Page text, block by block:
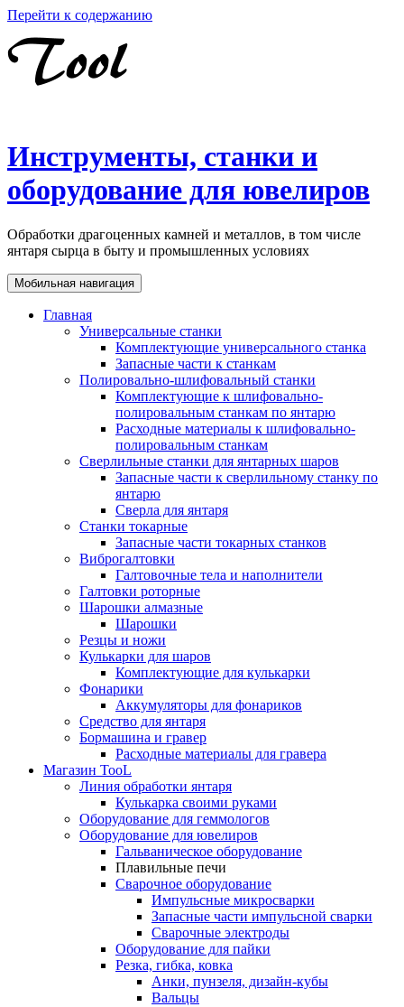
Перейти к содержанию
Инструменты, станки и
оборудование для ювелиров
Обработки драгоценных камней и металлов, в том числе
янтаря сырца в быту и промышленных условиях
Мобильная навигация
Главная
Универсальные станки
Комплектующие универсального станка
Запасные части к станкам
Полировально-шлифовальный станки
Комплектующие к шлифовально-
полировальным станкам по янтарю
Расходные материалы к шлифовально-
полировальным станкам
Сверлильные станки для янтарных шаров
Запасные части к сверлильному станку по
янтарю
Сверла для янтаря
Станки токарные
Запасные части токарных станков
Виброгалтовки
Галтовочные тела и наполнители
Галтовки роторные
Шарошки алмазные
Шарошки
Резцы и ножи
Кулькарки для шаров
Комплектующие для кулькарки
Фонарики
Аккумуляторы для фонариков
Средство для янтаря
Бормашина и гравер
Расходные материалы для гравера
Магазин TooL
Линия обработки янтаря
Кулькарка своими руками
Оборудование для геммологов
Оборудование для ювелиров
Гальваническое оборудование
Плавильные печи
Сварочное оборудование
Импульсные микросварки
Запасные части импульсной сварки
Сварочные электроды
Оборудование для пайки
Резка, гибка, ковка
Анки, пунзеля, дизайн-кубы
Вальцы